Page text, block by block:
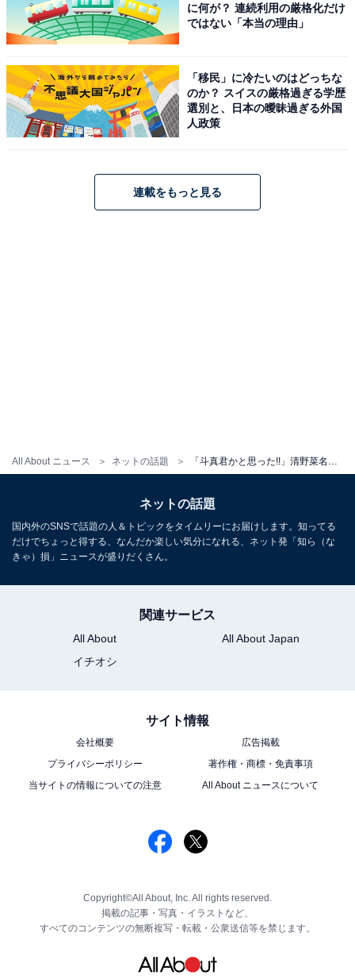
All About ニュース ネットの話題
に何が？ 連続利用の厳格化だけ
ではない「本当の理由」
「移民」に冷たいのはどっちな
のか？ スイスの厳格過ぎる学歴
選別と、日本の曖昧過ぎる外国
人政策
連載をもっと見る
ネットの話題
国内外のSNSで話題の人＆トピックをタイムリーにお届けします。知ってる
だけでちょっと得する、なんだか楽しい気分になれる、ネット発「知ら（な
きゃ）損」ニュースが盛りだくさん。
関連サービス
All About
All About Japan
イチオシ
サイト情報
会社概要
広告掲載
プライバシーポリシー
著作権・商標・免責事項
当サイトの情報についての注意
All About ニュースについて
Copyright©All About, Inc. All rights reserved.
掲載の記事・写真・イラストなど、
すべてのコンテンツの無断複写・転載・公衆送信等を禁じます。